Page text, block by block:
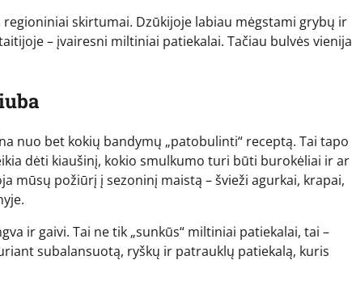
skirtumai. Dzūkijoje labiau mėgstami grybų ir
– įvairesni miltiniai patiekalai. Tačiau bulvės vienija
nuo bet kokių bandymų „patobulinti“ receptą. Tai tapo
dėti kiaušinį, kokio smulkumo turi būti burokėliai ir ar
mūsų požiūrį į sezoninį maistą – švieži agurkai, krapai,
ir gaivi. Tai ne tik „sunkūs“ miltiniai patiekalai, tai –
subalansuotą, ryškų ir patrauklų patiekalą, kuris